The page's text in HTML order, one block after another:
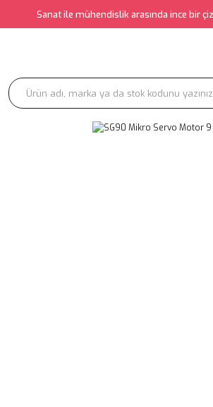
Sanat ile mühendislik arasında ince bir